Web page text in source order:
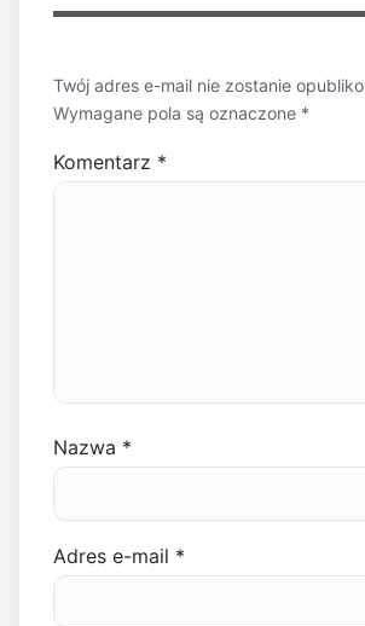
Twój adres e-mail nie zostanie
Wymagane pola są oznaczone *
Komentarz *
Nazwa *
Adres e-mail *